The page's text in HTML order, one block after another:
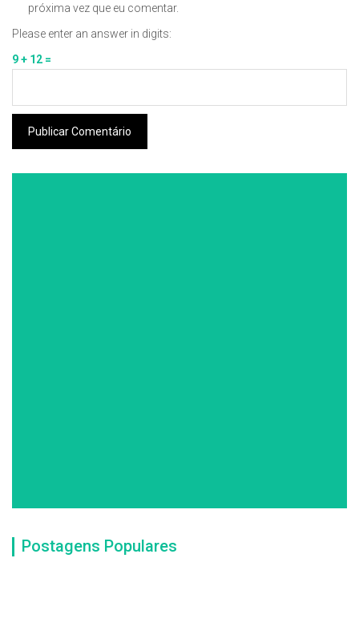
próxima vez que eu comentar.
Please enter an answer in digits:
9 + 12 =
Postagens Populares